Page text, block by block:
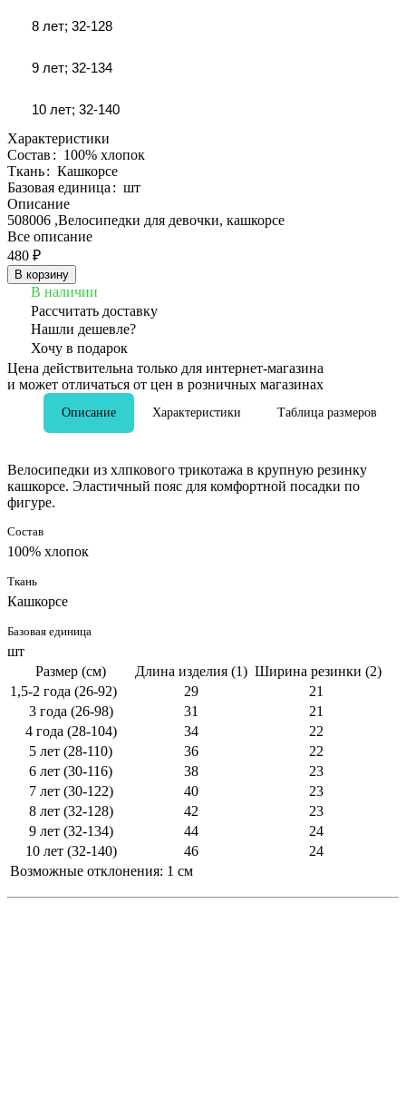
8 лет; 32-128
9 лет; 32-134
10 лет; 32-140
Характеристики
Состав: 100% хлопок
Ткань: Кашкорсе
Базовая единица: шт
Описание
508006 ,Велосипедки для девочки, кашкорсе
Все описание
480 ₽
В корзину
В наличии
Рассчитать доставку
Нашли дешевле?
Хочу в подарок
Цена действительна только для интернет-магазина
и может отличаться от цен в розничных магазинах
Описание Характеристики Таблица размеров
Велосипедки из хлпкового трикотажа в крупную резинку
кашкорсе. Эластичный пояс для комфортной посадки по
фигуре.
Состав
100% хлопок
Ткань
Кашкорсе
Базовая единица
шт
Размер (см)
Длина изделия (1) Ширина резинки (2)
1,5-2 года (26-92)
29
21
3 года (26-98)
31
21
4 года (28-104)
34
22
5 лет (28-110)
36
22
6 лет (30-116)
38
23
7 лет (30-122)
40
23
8 лет (32-128)
42
23
9 лет (32-134)
44
24
10 лет (32-140)
46
24
Возможные отклонения: 1 см